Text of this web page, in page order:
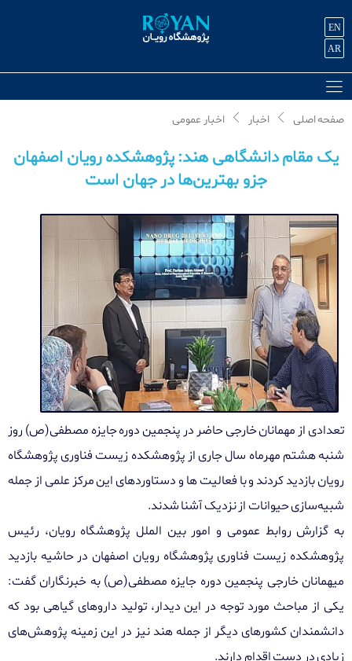
EN
AR
صفحه اصلی اخبار اخبار عمومی
یک مقام دانشگاهی هند: پژوهشکده رویان اصفهان
جزو بهترین‌ها در جهان است
تعدادی از مهمانان خارجی حاضر در پنجمین دوره جایزه مصطفی(ص) روز
شنبه هشتم مهرماه سال جاری از پژوهشکده زیست فناوری پژوهشگاه
رویان بازدید کردند و با فعالیت ها و دستاوردهای این مرکز علمی از جمله
شبیه‌سازی حیوانات از نزدیک آشنا شدند.
به گزارش روابط عمومی و امور بین الملل پژوهشگاه رویان، رئیس
پژوهشکده زیست فناوری پژوهشگاه رویان اصفهان در حاشیه بازدید
میهمانان خارجی پنجمین دوره جایزه مصطفی(ص) به خبرنگاران گفت:
یکی از مباحث مورد توجه در این دیدار، تولید داروهای گیاهی بود که
دانشمندان کشورهای دیگر از جمله هند نیز در این زمینه پژوهش‌های
زیادی در دست اقدام دارند.